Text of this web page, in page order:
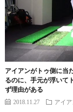
アイアンがトゥ側に当
るのに、手元が浮いて
ず理由がある
2018.11.27 アイ